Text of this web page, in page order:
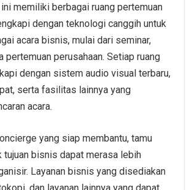
memiliki berbagai ruang pertemuan
dengan teknologi canggih untuk
acara bisnis, mulai dari seminar,
pertemuan perusahaan. Setiap ruang
dengan sistem audio visual terbaru,
serta fasilitas lainnya yang
acara.
yang siap membantu, tamu
tujuan bisnis dapat merasa lebih
Layanan bisnis yang disediakan